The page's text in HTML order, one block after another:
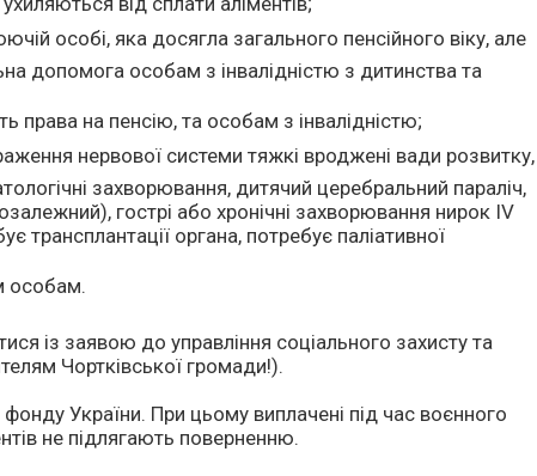
особі, яка досягла загального пенсійного віку, але
допомога особам з інвалідністю з дитинства та
на пенсію, та особам з інвалідністю;
нервової системи тяжкі вроджені вади розвитку,
захворювання, дитячий церебральний параліч,
гострі або хронічні захворювання нирок IV
трансплантації органа, потребує паліативної
особам.
із заявою до управління соціального захисту та
Чортківської громади!).
України. При цьому виплачені під час воєнного
не підлягають поверненню.